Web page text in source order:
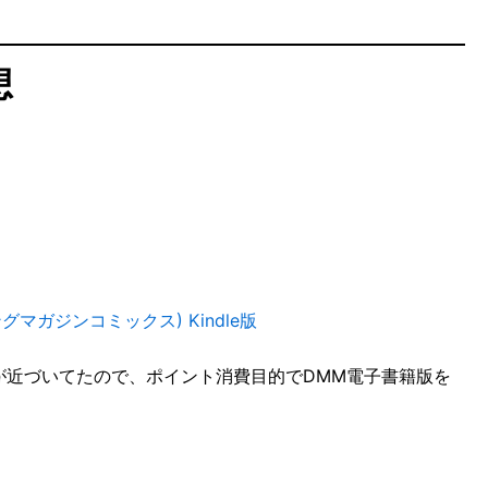
マガジンコミックス) Kindle版
づいてたので、ポイント消費目的でDMM電子書籍版を